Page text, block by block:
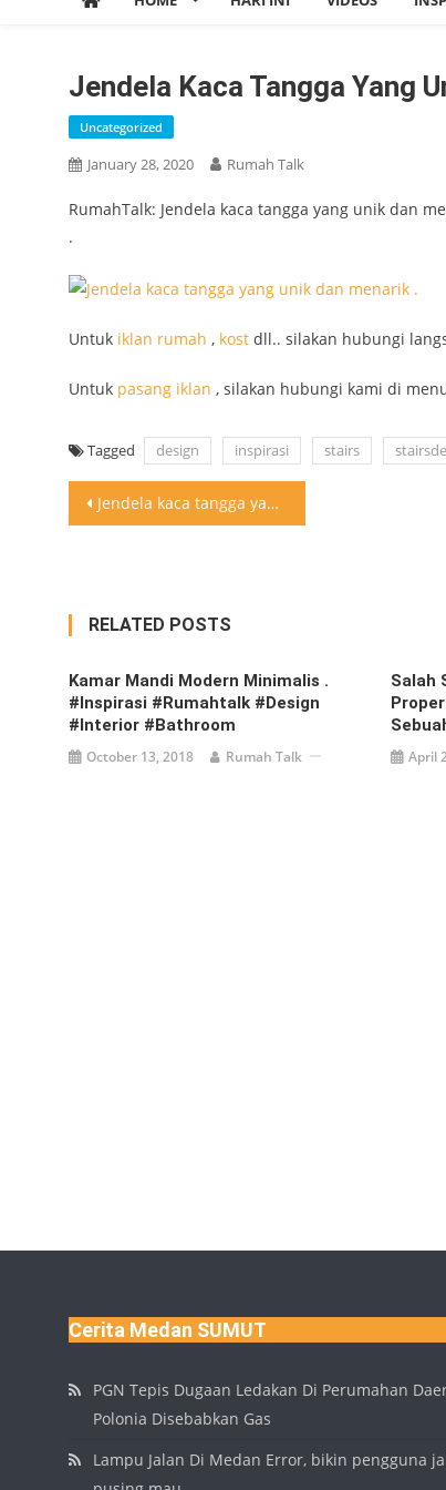
Jendela Kaca Tangga Yang
Uncategorized
January 28, 2020 Rumah Talk
RumahTalk: Jendela kaca tangga yang unik dan
.
Untuk iklan rumah , kost dll.. silakan hubungi
Untuk pasang iklan , silakan hubungi kami di
Tagged design inspirasi stairs
Post
Jendela kaca tangga yang unik dan menarik
RELATED POSTS
Kamar Mandi Modern Minimalis .
#inspirasi #rumahtalk #design
#interior #bathroom
October 13, 2018 Rumah Talk
Salah
April
Cerita Medan SUMUT
PGN Tepis Dugaan Ledakan Di Perumahan
Polonia Disebabkan Gas
Lampu Jalan Di Medan Error, bikin pengguna